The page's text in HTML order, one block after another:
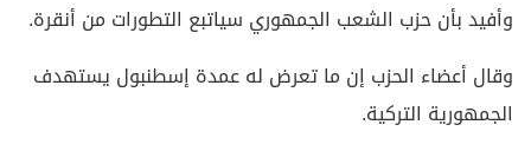
وأفيد بأن حزب الشعب الجمهوري سياتبع التطورات من أنقرة.
وقال أعضاء الحزب إن ما تعرض له عمدة إسطنبول يستهدف
الجمهورية التركية.